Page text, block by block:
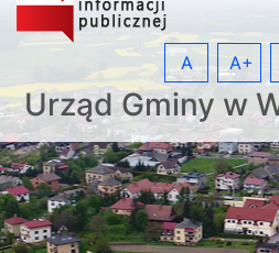
Urząd Gminy w
A A+